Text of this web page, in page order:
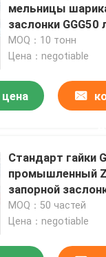
мельницы
заслонки GGG50
запечатывания
MOQ：10 тонн
Цена：negotiable
Стандарт гайки
промышленный
запорной
DN65
немецкий
MOQ：50 частей
Цена：negotiable